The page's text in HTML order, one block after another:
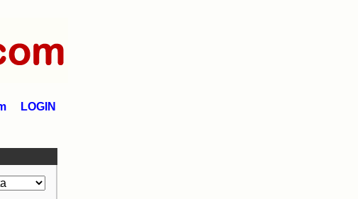
LOGIN